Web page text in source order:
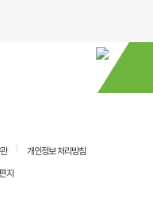
개인정보 처리방침
지